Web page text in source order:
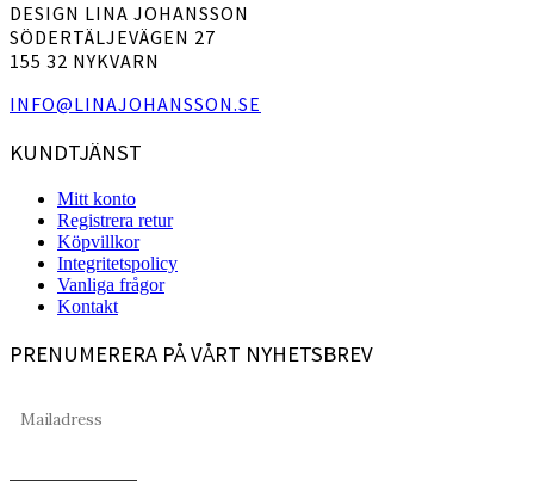
DESIGN LINA JOHANSSON
SÖDERTÄLJEVÄGEN 27
155 32 NYKVARN
INFO@LINAJOHANSSON.SE
KUNDTJÄNST
Mitt konto
Registrera retur
Köpvillkor
Integritetspolicy
Vanliga frågor
Kontakt
PRENUMERERA PÅ VÅRT NYHETSBREV